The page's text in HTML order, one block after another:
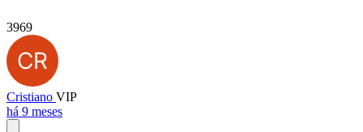
3969
Cristiano VIP
há 9 meses